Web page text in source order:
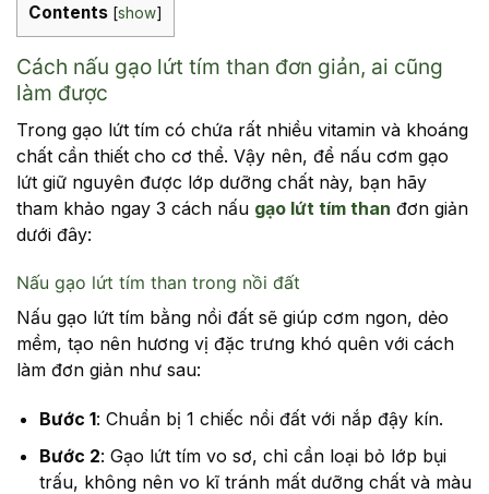
Contents [show]
Cách nấu gạo lứt tím than đơn giản, ai cũng
làm được
Trong gạo lứt tím có chứa rất nhiều vitamin và khoáng
chất cần thiết cho cơ thể. Vậy nên, để nấu cơm gạo
lứt giữ nguyên được lớp dưỡng chất này, bạn hãy
tham khảo ngay 3 cách nấu gạo lứt tím than đơn giản
dưới đây:
Nấu gạo lứt tím than trong nồi đất
Nấu gạo lứt tím bằng nồi đất sẽ giúp cơm ngon, dẻo
mềm, tạo nên hương vị đặc trưng khó quên với cách
làm đơn giản như sau:
Bước 1: Chuẩn bị 1 chiếc nồi đất với nắp đậy kín.
Bước 2: Gạo lứt tím vo sơ, chỉ cần loại bỏ lớp bụi
trấu, không nên vo kĩ tránh mất dưỡng chất và màu